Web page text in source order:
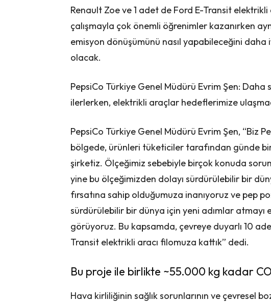
Renault Zoe ve 1 adet de Ford E-Transit
çalışmayla çok önemli öğrenimler kazanırken
emisyon dönüşümünü nasıl yapabileceğini
olacak.
PepsiCo Türkiye Genel Müdürü Evrim Şen:
ilerlerken, elektrikli araçlar hedeflerimize
PepsiCo Türkiye Genel Müdürü Evrim Şen, “Biz
bölgede, ürünleri tüketiciler tarafından günde
şirketiz. Ölçeğimiz sebebiyle birçok konuda
yine bu ölçeğimizden dolayı sürdürülebilir bir
fırsatına sahip olduğumuza inanıyoruz ve pep
sürdürülebilir bir dünya için yeni adımlar
görüyoruz. Bu kapsamda, çevreye duyarlı 10
Transit elektrikli aracı filomuza kattık” dedi.
Bu proje ile birlikte ~55.000 kg kadar
Hava kirliliğinin sağlık sorunlarının ve çevresel